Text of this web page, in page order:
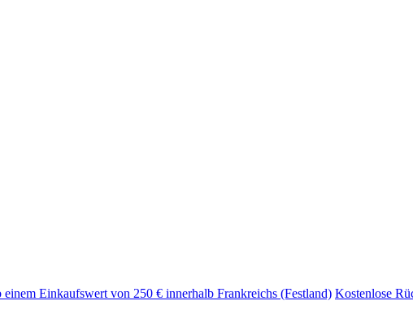
Einkaufswert von 250 € innerhalb Frankreichs (Festland) Kostenlose